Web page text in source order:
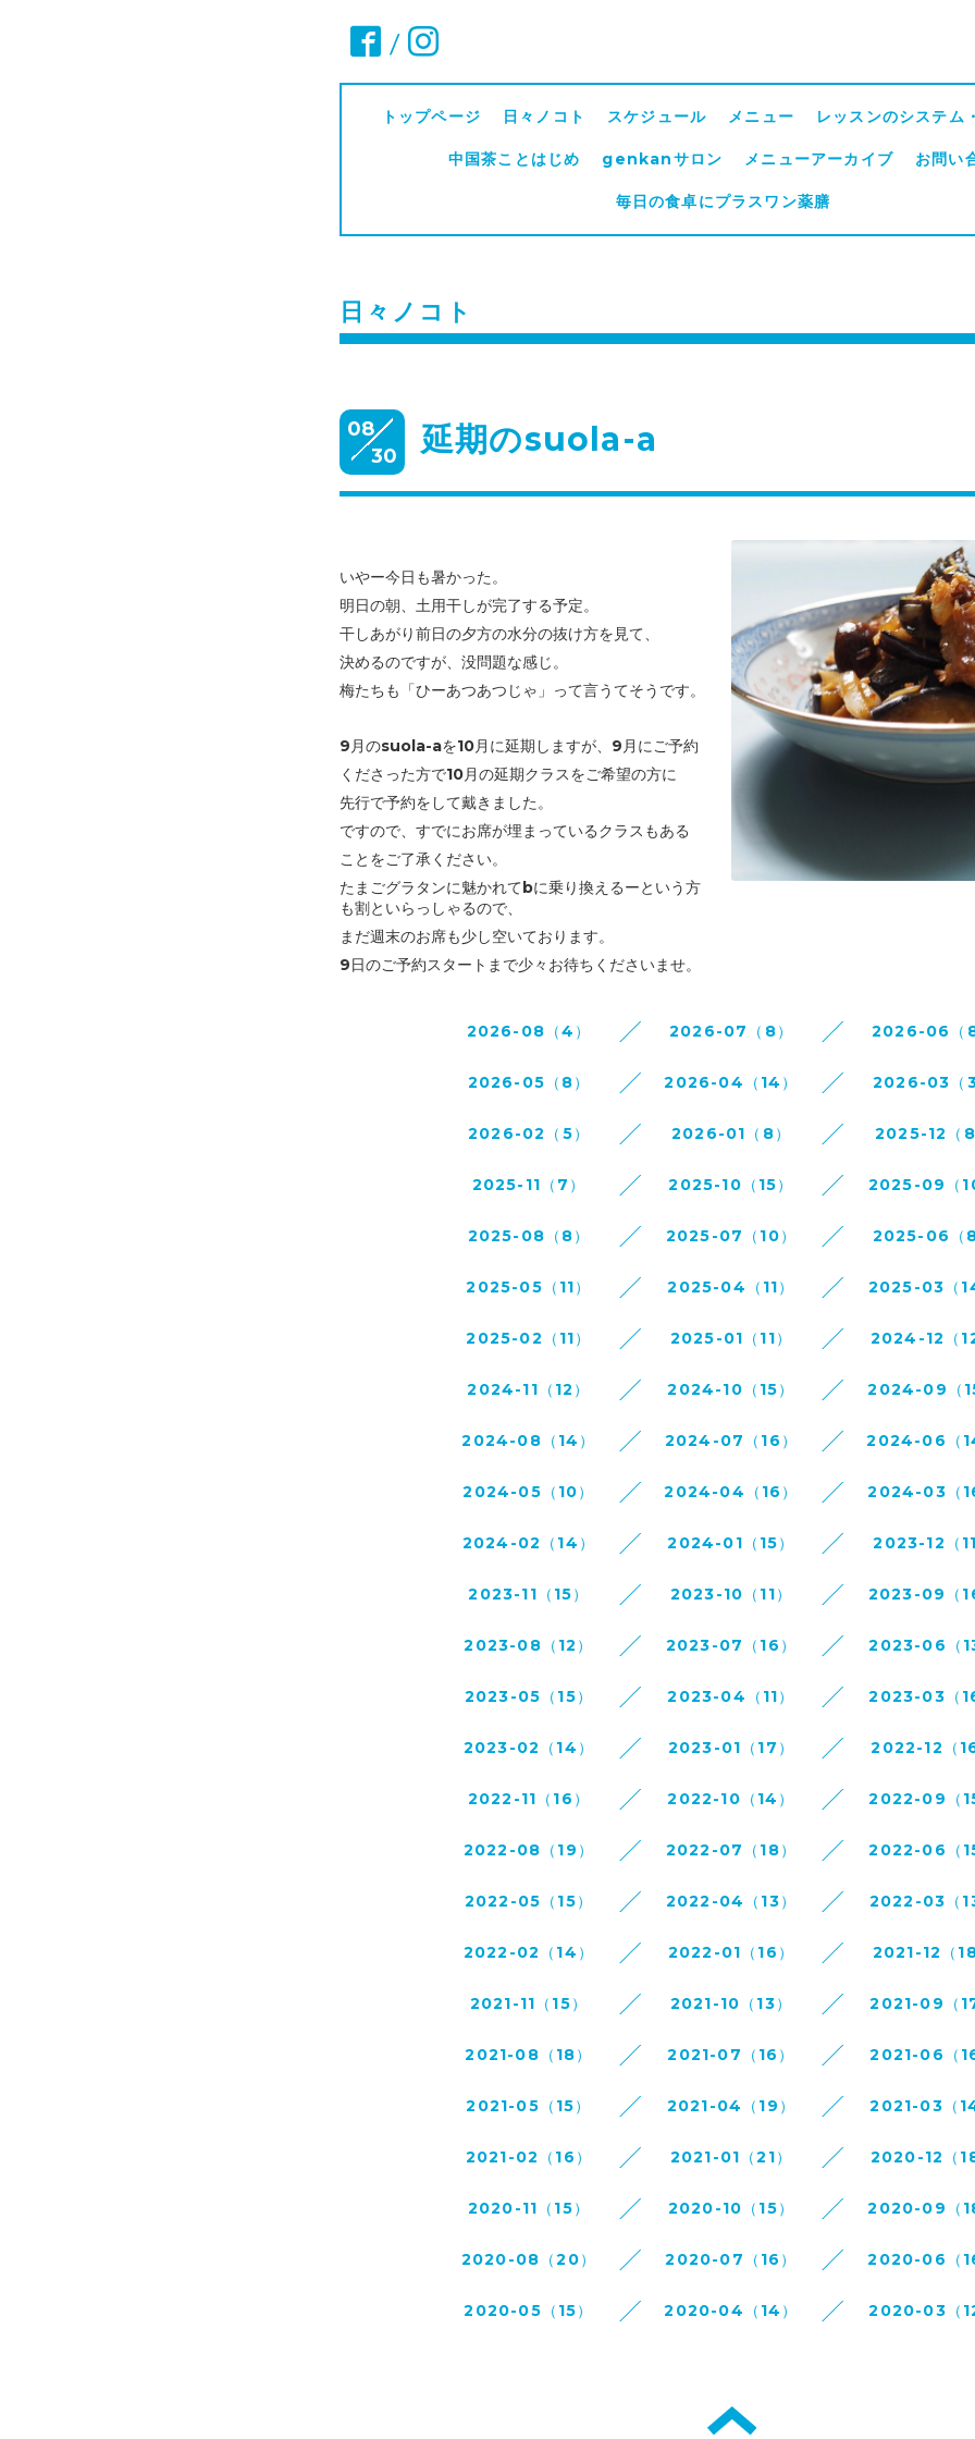
/
トップページ 日々ノコト スケジュール メニュー レッスンのシステム
中国茶ことはじめ genkanサロン メニューアーカイブ お問い
毎日の食卓にプラスワン薬膳
日々ノコト
08
30
延期のsuola-a
いやー今日も暑かった。
明日の朝、土用干しが完了する予定。
干しあがり前日の夕方の水分の抜け方を見て、
決めるのですが、没問題な感じ。
梅たちも「ひーあつあつじゃ」って言うてそうです。
9月のsuola-aを10月に延期しますが、 9月にご予約
くださった方で10月の延期クラスをご希望の方に
先行で予約をして戴きました。
ですので、すでにお席が埋まっているクラスもある
ことをご了承ください。
たまごグラタンに魅かれてbに乗り換えるーという方
も割といらっしゃるので、
まだ週末のお席も少し空いております。
9日のご予約スタートまで少々お待ちくださいませ。
2026-08（4） 2026-07（8） 2026-06（8
2026-05（8） 2026-04（14） 2026-03（3
2026-02（5） 2026-01（8） 2025-12（8
2025-11（7） 2025-10（15） 2025-09（10
2025-08（8） 2025-07（10） 2025-06（8
2025-05（11） 2025-04（11） 2025-03（14
2025-02（11） 2025-01（11） 2024-12（12
2024-11（12） 2024-10（15） 2024-09（
2024-08（14） 2024-07（16） 2024-06（
2024-05（10） 2024-04（16） 2024-03（
2024-02（14） 2024-01（15） 2023-12（11
2023-11（15） 2023-10（11） 2023-09（16
2023-08（12） 2023-07（16） 2023-06（13
2023-05（15） 2023-04（11） 2023-03（16
2023-02（14） 2023-01（17） 2022-12（16
2022-11（16） 2022-10（14） 2022-09（15
2022-08（19） 2022-07（18） 2022-06（15
2022-05（15） 2022-04（13） 2022-03（13
2022-02（14） 2022-01（16） 2021-12（18
2021-11（15） 2021-10（13） 2021-09（17
2021-08（18） 2021-07（16） 2021-06（16
2021-05（15） 2021-04（19） 2021-03（14
2021-02（16） 2021-01（21） 2020-12（18
2020-11（15） 2020-10（15） 2020-09（
2020-08（20） 2020-07（16） 2020-06（
2020-05（15） 2020-04（14） 2020-03（12